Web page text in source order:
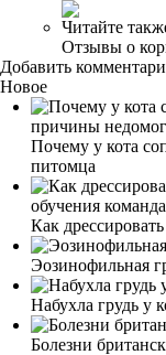
Читайте
Отзывы о
Добавить
Новое
Почему у кота
питомца
Как
Эозинофильная
Набухла грудь у
Болезни